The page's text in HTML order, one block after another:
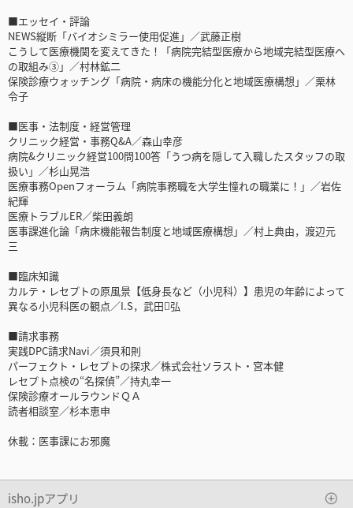
■エッセイ・評論
NEWS縦断「バイオシミラー使用促進」／武藤正樹
こうして医療機関を変えてきた！「病院完結型医療から地域完結型医療へ
の取組み③」／村林鉱二
保険診療ウォッチング「病院・病床の機能分化と地域医療構想」／栗林
令子
■医事・法制度・経営管理
クリニック経営・事務Q&A／森山幸彦
病院&クリニック経営100問100答「うつ病を隠して入職したスタッフの取
扱い」／杉山晃浩
医療事務Openフォーラム「病院事務職を大学生憧れの職業に！」／岩佐
紀輝
医療トラブルER／柴田義朗
医事課進化論「病床機能報告制度と地域医療構想」／村上典由，渡辺元
三
■臨床知識
カルテ・レセプトの原風景【低身長など（小児科）】患児の年齢によって
異なる小児科医の観点／I.S，武田弘
■請求事務
実践DPC請求Navi／須貝和則
パーフェクト・レセプトの探求／株式会社ソラスト・宮本健
レセプト点検の“名探偵”／持丸幸一
保険診療オールラウンドＱＡ
読者相談室／杉本恵申
休載：医事課にお邪魔
isho.jpアプリ